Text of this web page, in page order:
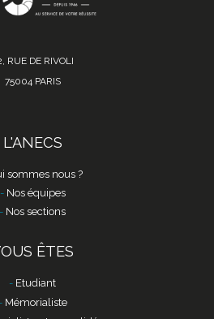
RUE DE RIVOLI
75004 PARIS
L'ANECS
sommes nous ?
Nos équipes
Nos sections
ÊTES
Etudiant
Mémorialiste